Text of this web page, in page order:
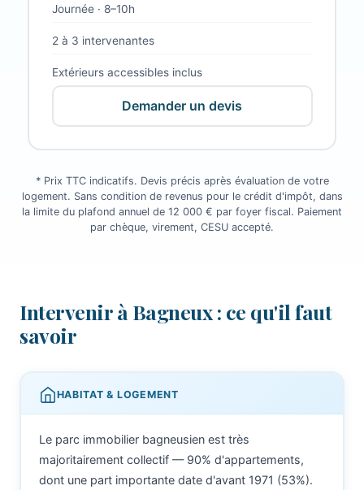
Journée · 8–10h
2 à 3 intervenantes
Extérieurs accessibles inclus
Demander un devis
* Prix TTC indicatifs. Devis précis après évaluation de votre
logement. Sans condition de revenus pour le crédit d'impôt, dans
la limite du plafond annuel de 12 000 € par foyer fiscal. Paiement
par chèque, virement, CESU accepté.
Intervenir à Bagneux : ce qu'il faut
savoir
HABITAT & LOGEMENT
Le parc immobilier bagneusien est très
majoritairement collectif — 90% d'appartements,
dont une part importante date d'avant 1971 (53%).